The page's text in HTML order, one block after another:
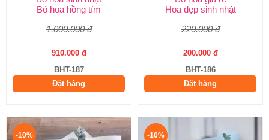
Bó hoa hồng tím
1.000.000 đ
910.000 đ
BHT-187
Đặt hàng
Hoa đẹp sinh nhật
220.000 đ
200.000 đ
BHT-186
Đặt hàng
-10% -10%